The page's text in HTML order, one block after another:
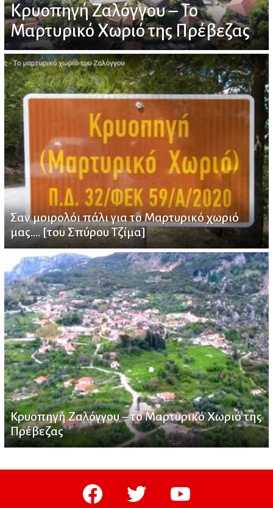
Κρυοπηγή Ζαλόγγου – Το
Μαρτυρικό Χωριό της Πρέβεζας
Σαν μοιρολόι πάλι για το Μαρτυρικό χωριό
μας…. [του Σπύρου Τζίμα]
Κρυοπηγή Ζαλόγγου – το Μαρτυρικό Χωριό της
Πρέβεζας
facebook twitter